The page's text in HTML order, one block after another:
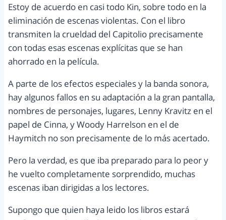
Estoy de acuerdo en casi todo Kin, sobre todo en la
eliminación de escenas violentas. Con el libro
transmiten la crueldad del Capitolio precisamente
con todas esas escenas explícitas que se han
ahorrado en la película.
A parte de los efectos especiales y la banda sonora,
hay algunos fallos en su adaptación a la gran pantalla,
nombres de personajes, lugares, Lenny Kravitz en el
papel de Cinna, y Woody Harrelson en el de
Haymitch no son precisamente de lo más acertado.
Pero la verdad, es que iba preparado para lo peor y
he vuelto completamente sorprendido, muchas
escenas iban dirigidas a los lectores.
Supongo que quien haya leido los libros estará